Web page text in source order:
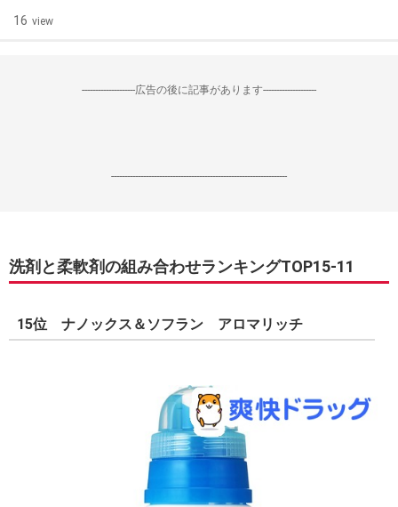
16 view
--------------------広告の後に記事があります--------------------
------------------------------------------------------------------
洗剤と柔軟剤の組み合わせランキングTOP15-11
15位 ナノックス＆ソフラン アロマリッチ